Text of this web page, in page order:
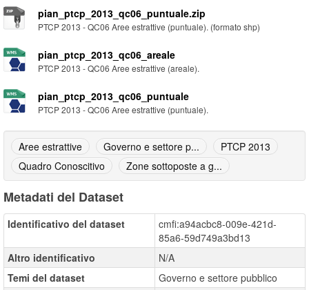
pian_ptcp_2013_qc06_puntuale.zip
PTCP 2013 - QC06 Aree estrattive (puntuale). (formato shp)
pian_ptcp_2013_qc06_areale
PTCP 2013 - QC06 Aree estrattive (areale).
pian_ptcp_2013_qc06_puntuale
PTCP 2013 - QC06 Aree estrattive (puntuale).
Aree estrattive Governo e settore p...
PTCP 2013
Quadro Conoscitivo
Zone sottoposte a g...
Metadati del Dataset
Identificativo del dataset
cmfi:a94acbc8-009e-421d-
85a6-59d749a3bd13
Altro identificativo
N/A
Temi del dataset
Governo e settore pubblico